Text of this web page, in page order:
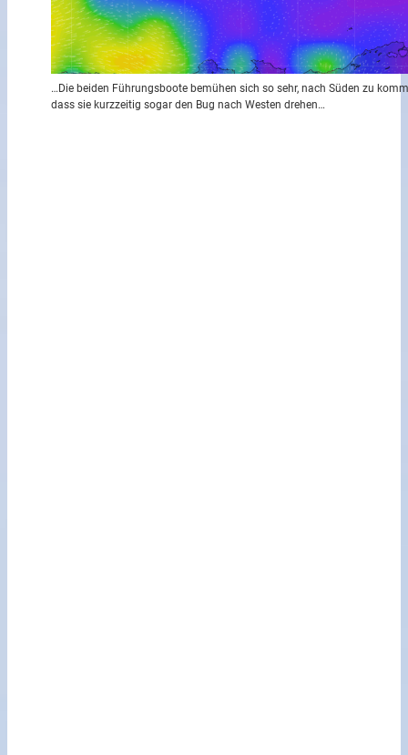
…Die beiden Führungsboote bemühen sich so sehr, nach Süden zu
dass sie kurzzeitig sogar den Bug nach Westen drehen…